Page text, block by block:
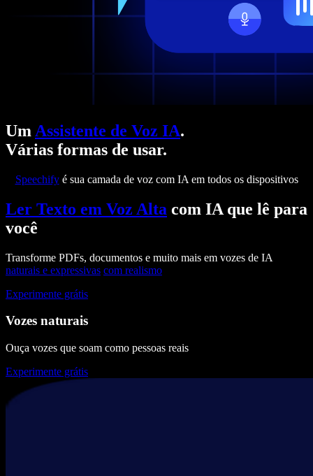
Um Assistente de Voz IA.
Várias formas de usar.
Speechifyé sua camada de voz com IA em todos os dispositivos
Ler Texto em Voz Alta com IA que lê para
você
Transforme PDFs, documentos e muito mais em vozes de IA
naturais e expressivas com realismo
Experimente grátis
Vozes naturais
Ouça vozes que soam como pessoas reais
Experimente grátis